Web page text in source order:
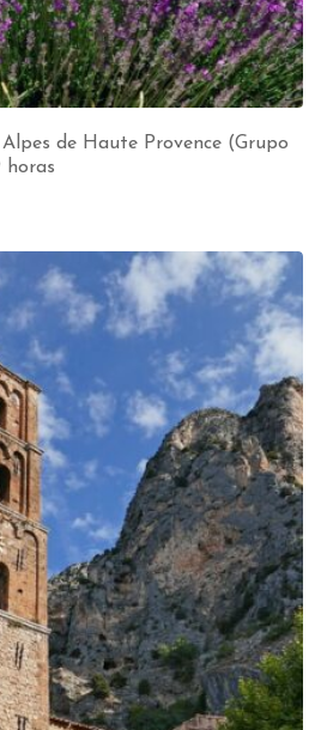
de Haute Provence (Grupo
horas
: